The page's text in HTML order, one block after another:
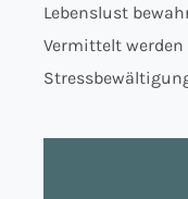
Lebenslust
Vermittelt